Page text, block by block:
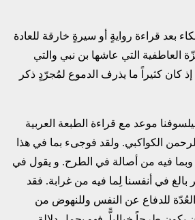
بعد قراءة روايةٍ أو سيرةٍ خارقة للعادة
العاطفية ‏التي عاشها بن نبي والتي
إذ كان كثيراً ما يذرف الدموع لمُجرّدٍ ذكر
موعد مع قراءة الطبعة العربية
‏الكواكبي. ولقد فوجىء بما في هذا
وبما فيه من أصالة في الطرح. و يقول في
بالغ في أنفسنا لِما فيه من غرابة. فقد
للدفاع عن ‏النفس وللنهوض من